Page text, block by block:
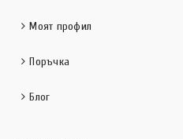
Моят профил
Поръчка
Блог